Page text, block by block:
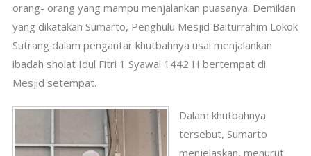
orang- orang yang mampu menjalankan puasanya. Demikian
yang dikatakan Sumarto, Penghulu Mesjid Baiturrahim Lokok
Sutrang dalam pengantar khutbahnya usai menjalankan
ibadah sholat Idul Fitri 1 Syawal 1442 H bertempat di
Mesjid setempat.
Dalam khutbahnya
tersebut, Sumarto
menjelaskan, menurut